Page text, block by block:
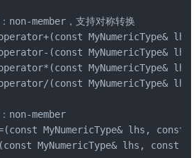
non-member，支持对称转换
operator+(const MyNumericType&
operator-(const MyNumericType&
operator*(const MyNumericType&
operator/(const MyNumericType&
non-member
MyNumericType& lhs, const
MyNumericType& lhs, const